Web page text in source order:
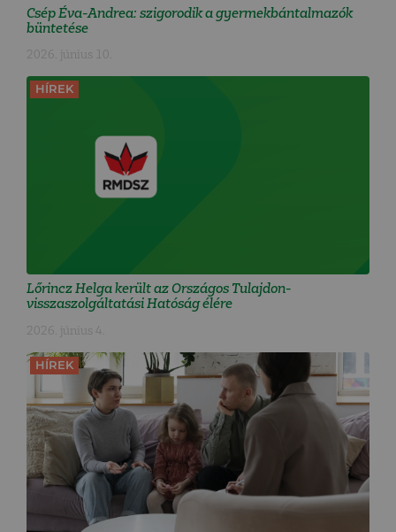
Csép Éva-Andrea: szigorodik a gyermekbántalmazók
büntetése
2026. június 10.
HÍREK
Lőrincz Helga került az Országos Tulajdon-
visszaszolgáltatási Hatóság élére
2026. június 4.
HÍREK